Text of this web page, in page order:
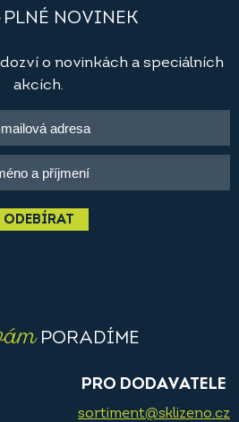
PLNÉ NOVINEK
o novinkách a speciálních
akcích.
ODEBÍRAT
PORADÍME
PRO DODAVATELE
sortiment@sklizeno.cz